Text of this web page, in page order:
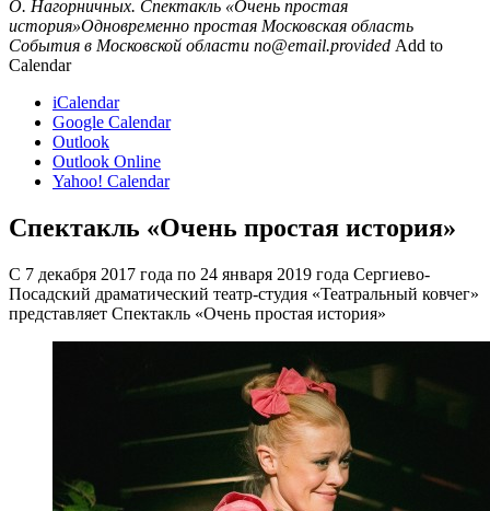
О. Нагорничных. Спектакль «Очень простая
история»Одновременно простая Московская область
События в Московской области no@email.provided Add to
Calendar
iCalendar
Google Calendar
Outlook
Outlook Online
Yahoo! Calendar
Спектакль «Очень простая история»
С 7 декабря 2017 года по 24 января 2019 года Сергиево-
Посадский драматический театр-студия «Театральный ковчег»
представляет Спектакль «Очень простая история»